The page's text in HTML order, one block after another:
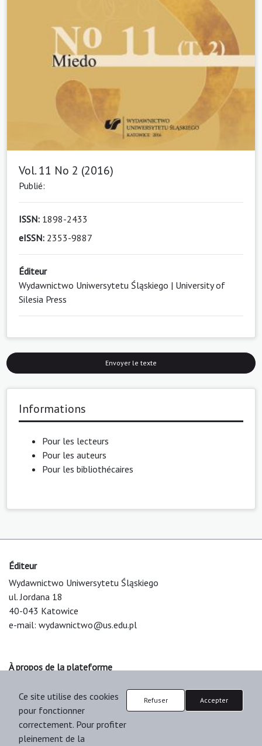
Vol. 11 No 2 (2016)
Publié:
ISSN: 1898-2433
eISSN: 2353-9887
Éditeur
Wydawnictwo Uniwersytetu Śląskiego | University of
Silesia Press
Envoyer le texte
Informations
Pour les lecteurs
Pour les auteurs
Pour les bibliothécaires
Éditeur
Wydawnictwo Uniwersytetu Śląskiego
ul. Jordana 18
40-043 Katowice
e-mail: wydawnictwo@us.edu.pl
À propos de la plateforme
Support & Customization by LIBCOM
Platform & Workflow by OJS/PKP
Ce site utilise des cookies
pour fonctionner
correctement. Pour profiter
pleinement de la
Refuser Accepter